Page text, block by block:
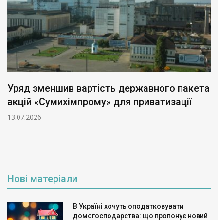
Уряд зменшив вартість державного пакета
акцій «Сумихімпрому» для приватизації
13.07.2026
Нові матеріали
В Україні хочуть оподатковувати
домогосподарства: що пропонує новий